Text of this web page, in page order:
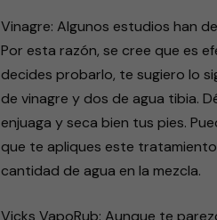
Vinagre: Algunos estudios han
Por esta razón, se cree que es
decides probarlo, te sugiero lo
de vinagre y dos de agua tibia.
enjuaga y seca bien tus pies.
que te apliques este
cantidad de agua en la mezcla.
Vicks VapoRub: Aunque te